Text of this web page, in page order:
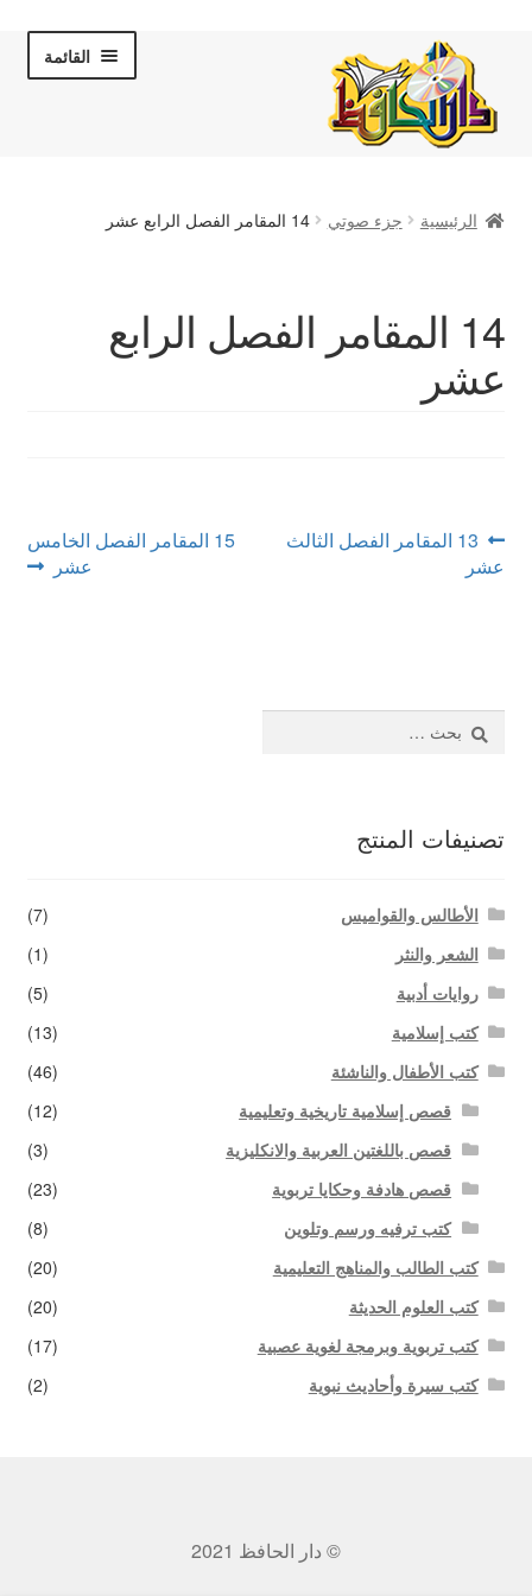
navigation
content
القائمة
المكتبة المرئية
اتصل بنا
الرئيسية جزء صوتي 14 المقامر الفصل الرابع عشر
14 المقامر الفصل الرابع
عشر
تصفّح
المقالات
Previous
post:
13 المقامر الفصل الثالث
عشر
Next15 المقامر الفصل الخامس
عشر
عن:
تصنيفات المنتج
الأطالس والقواميس
(7)
الشعر والنثر
(1)
روايات أدبية
(5)
كتب إسلامية
(13)
كتب الأطفال والناشئة
(46)
قصص إسلامية تاريخية وتعليمية
(12)
قصص باللغتين العربية والانكليزية
(3)
قصص هادفة وحكايا تربوية
(23)
كتب ترفيه ورسم وتلوين
(8)
كتب الطالب والمناهج التعليمية
(20)
كتب العلوم الحديثة
(20)
كتب تربوية وبرمجة لغوية عصبية
(17)
كتب سيرة وأحاديث نبوية
(2)
© دار الحافظ 2021